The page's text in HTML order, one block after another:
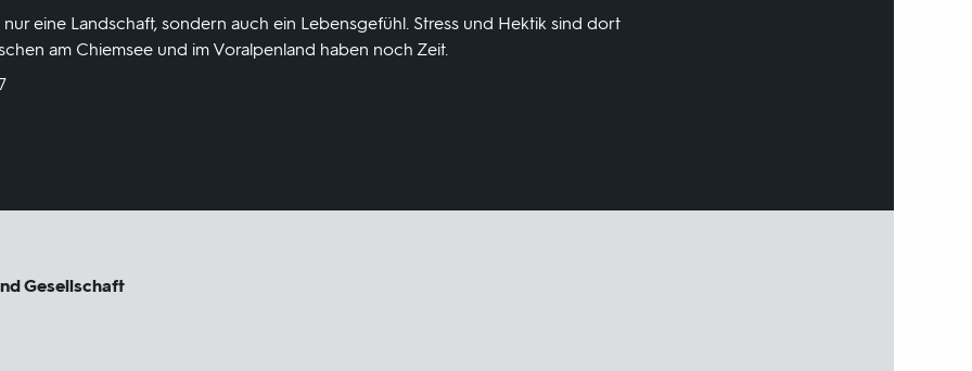
eine Landschaft, sondern auch ein Lebensgefühl. Stress und Hektik sind dort
am Chiemsee und im Voralpenland haben noch Zeit.
Gesellschaft